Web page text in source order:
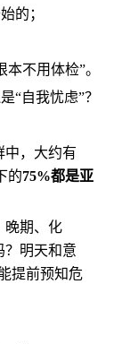
的；
不用体检”。
“自我忧虑”？
中，大约有
的75%都是亚
晚期、化
明天和意
提前预知危